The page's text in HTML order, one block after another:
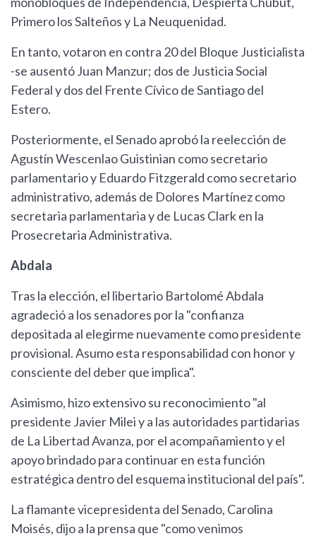
Primero los Salteños y La Neuquenidad.
En tanto, votaron en contra 20 del Bloque Justicialista
-se ausentó Juan Manzur; dos de Justicia Social
Federal y dos del Frente Cívico de Santiago del
Estero.
Posteriormente, el Senado aprobó la reelección de
Agustín Wescenlao Guistinian como secretario
parlamentario y Eduardo Fitzgerald como secretario
administrativo, además de Dolores Martínez como
secretaria parlamentaria y de Lucas Clark en la
Prosecretaria Administrativa.
Abdala
Tras la elección, el libertario Bartolomé Abdala
agradeció a los senadores por la "confianza
depositada al elegirme nuevamente como presidente
provisional. Asumo esta responsabilidad con honor y
consciente del deber que implica".
Asimismo, hizo extensivo su reconocimiento "al
presidente Javier Milei y a las autoridades partidarias
de La Libertad Avanza, por el acompañamiento y el
apoyo brindado para continuar en esta función
estratégica dentro del esquema institucional del país".
La flamante vicepresidenta del Senado, Carolina
Moisés, dijo a la prensa que "como venimos